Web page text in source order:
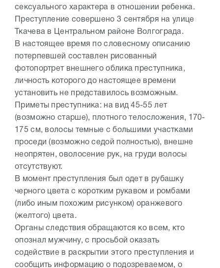
сексуального характера в отношении ребенка.
Преступление совершено 3 сентября на улице
Ткачева в Центральном районе Волгограда.
В настоящее время по словесному описанию
потерпевшей составлен рисованный
фотопортрет внешнего облика преступника,
личность которого до настоящее времени
установить не представилось возможным.
Приметы преступника: на вид 45-55 лет
(возможно старше), плотного телосложения, 170-
175 см, волосы темные с большими участками
проседи (возможно седой полностью), внешне
неопрятен, оволосение рук, на груди волосы
отсутствуют.
В момент преступления был одет в рубашку
черного цвета с коротким рукавом и ромбами
(либо иным похожим рисунком) оранжевого
(желтого) цвета.
Органы следствия обращаются ко всем, кто
опознал мужчину, с просьбой оказать
содействие в раскрытии этого преступления и
сообщить информацию о подозреваемом, о